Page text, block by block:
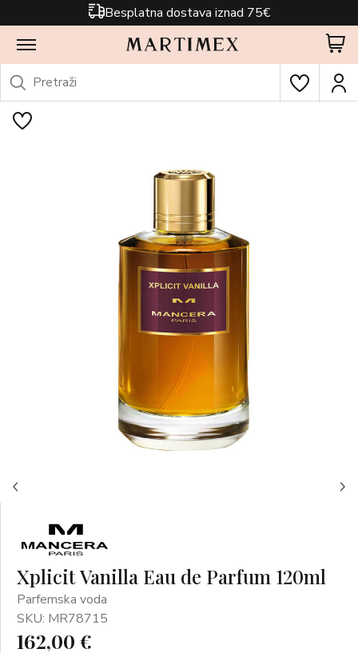
Besplatna dostava iznad 75€
Xplicit Vanilla Eau de Parfum 120ml
Parfemska voda
SKU: MR78715
162,00 €